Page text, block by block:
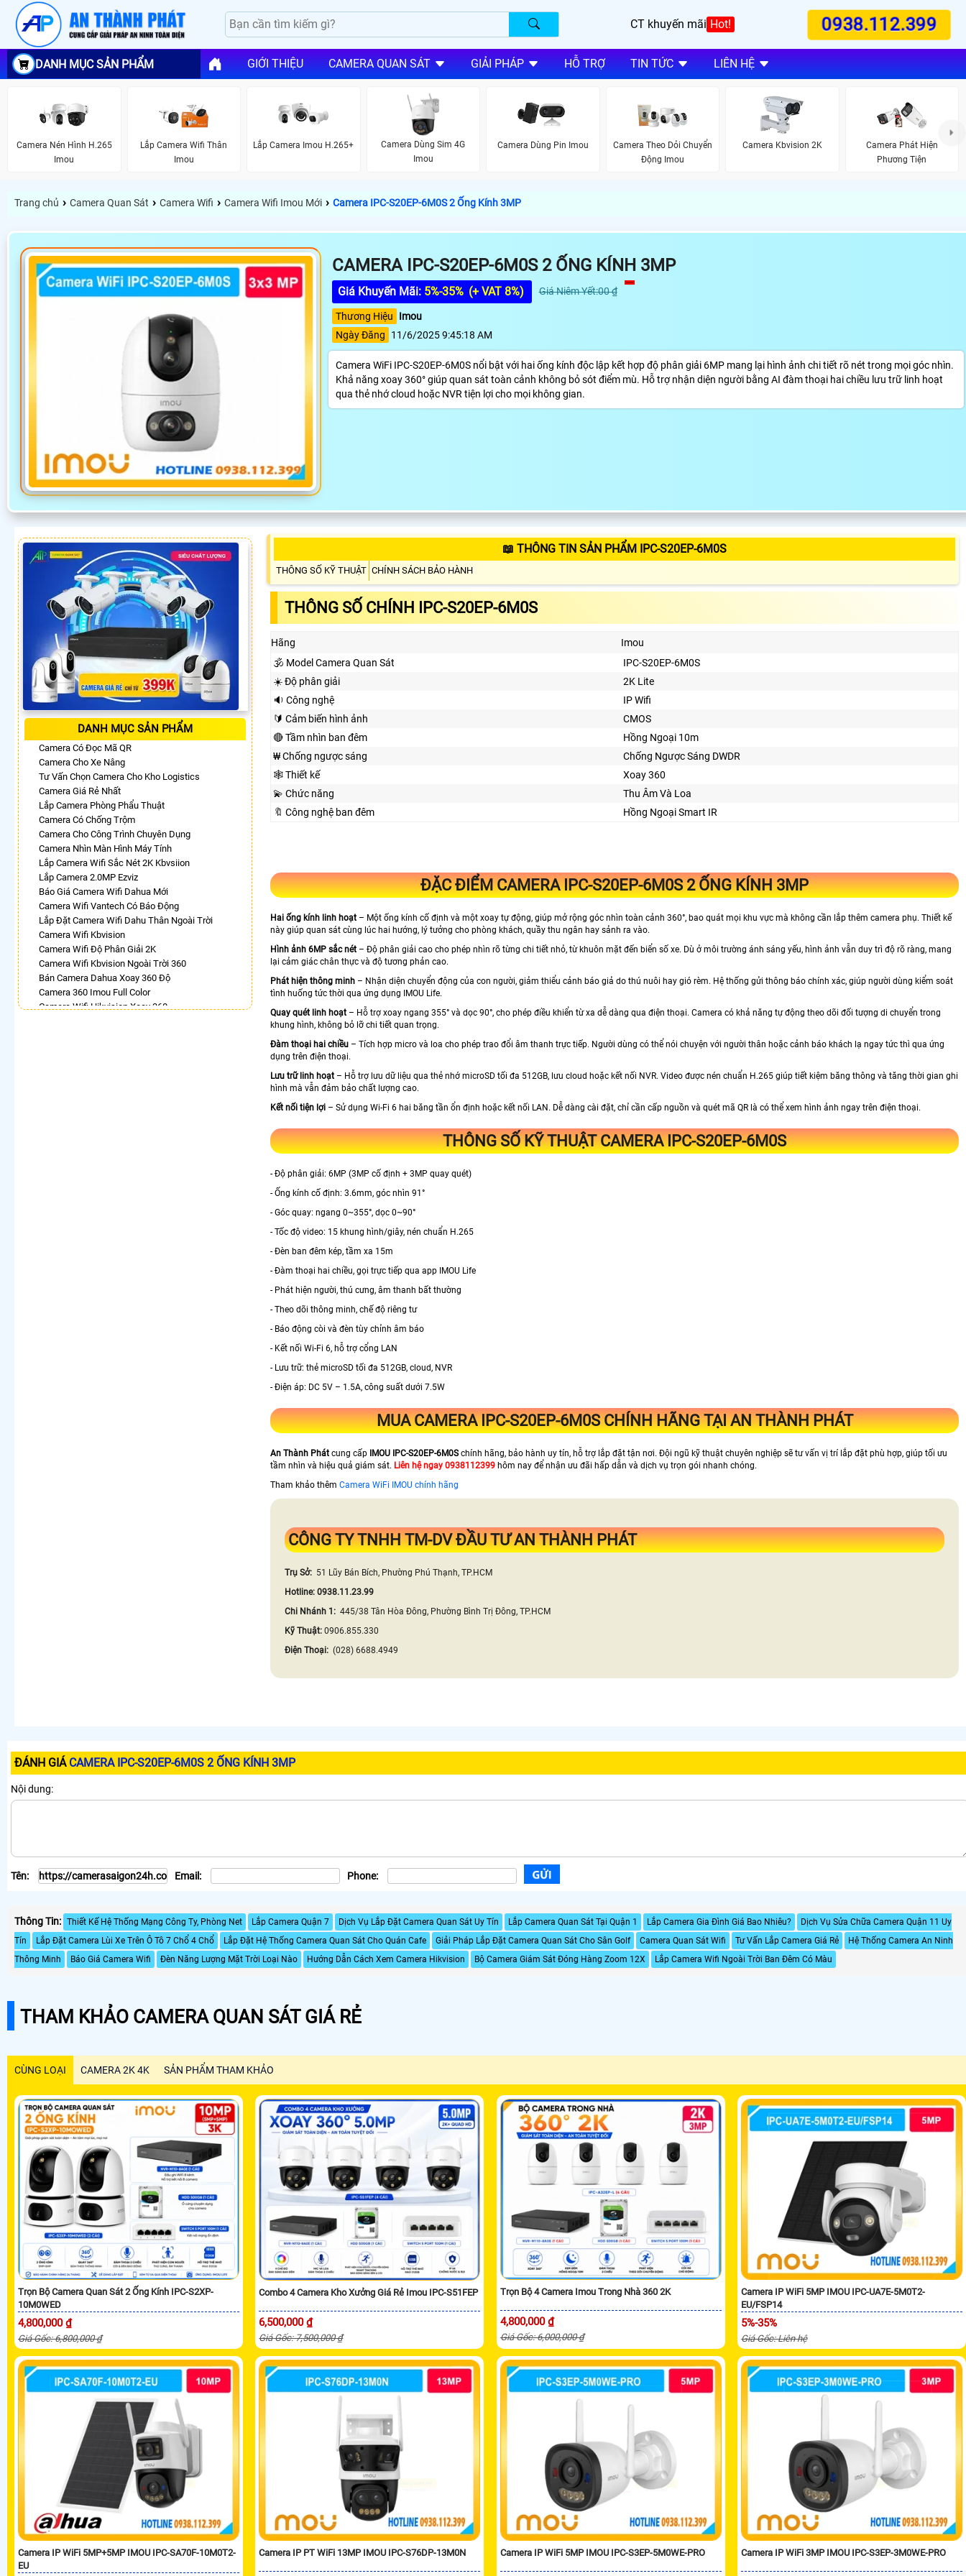
CT khuyến mãi Hot! 0938.112.399
DANH MỤC SẢN PHẨM GIỚI THIỆU CAMERA QUAN SÁT GIẢI PHÁP HỖ TRỢ TIN TỨC LIÊN HỆ
Camera Nén Hình H.265
Imou
Lắp Camera Wifi Thân
Imou
Lắp Camera Imou H.265+
Camera Dùng Sim 4G
Imou
Camera Dùng Pin Imou
Camera Theo Dỏi Chuyển
Động Imou
Camera Kbvision 2K
Camera Phát Hiện
Phương Tiện
Trang chủ › Camera Quan Sát › Camera Wifi › Camera Wifi Imou Mới › Camera IPC-S20EP-6M0S 2 Ống Kính 3MP
CAMERA IPC-S20EP-6M0S 2 ỐNG KÍNH 3MP
Giá Khuyến Mãi: 5%-35% (+ VAT 8%) Giá Niêm Yết:00 ₫
Thương Hiệu
Imou
Ngày Đăng
11/6/2025 9:45:18 AM
Camera WiFi IPC-S20EP-6M0S nổi bật với hai ống kính độc lập kết hợp độ phân giải 6MP mang lại hình ảnh chi tiết rõ nét trong mọi góc nhìn.
Khả năng xoay 360° giúp quan sát toàn cảnh không bỏ sót điểm mù. Hỗ trợ nhận diện người bằng AI đàm thoại hai chiều lưu trữ linh hoạt
qua thẻ nhớ cloud hoặc NVR tiện lợi cho mọi không gian.
DANH MỤC SẢN PHẨM
Camera Có Đọc Mã QR
Camera Cho Xe Nâng
Tư Vấn Chọn Camera Cho Kho Logistics
Camera Giá Rẻ Nhất
Lắp Camera Phòng Phẩu Thuật
Camera Có Chống Trộm
Camera Cho Công Trình Chuyên Dụng
Camera Nhìn Màn Hình Máy Tính
Lắp Camera Wifi Sắc Nét 2K Kbvsiion
Lắp Camera 2.0MP Ezviz
Báo Giá Camera Wifi Dahua Mới
Camera Wifi Vantech Có Báo Động
Lắp Đặt Camera Wifi Dahu Thân Ngoài Trời
Camera Wifi Kbvision
Camera Wifi Độ Phân Giải 2K
Camera Wifi Kbvision Ngoài Trời 360
Bán Camera Dahua Xoay 360 Độ
Camera 360 Imou Full Color
Camera Wifi Hikvision Xoay 360
📖 THÔNG TIN SẢN PHẨM IPC-S20EP-6M0S
THÔNG SỐ KỸ THUẬT CHÍNH SÁCH BẢO HÀNH
THÔNG SỐ CHÍNH IPC-S20EP-6M0S
Hãng
Imou
🕉️ Model Camera Quan Sát
IPC-S20EP-6M0S
☀️ Độ phân giải
2K Lite
🔉 Công nghệ
IP Wifi
🔰 Cảm biến hình ảnh
CMOS
🔴 Tầm nhìn ban đêm
Hồng Ngoại 10m
₩ Chống ngược sáng
Chống Ngược Sáng DWDR
🕸️ Thiết kế
Xoay 360
💫 Chức năng
Thu Âm Và Loa
🔖 Công nghệ ban đêm
Hồng Ngoại Smart IR
ĐẶC ĐIỂM CAMERA IPC-S20EP-6M0S 2 ỐNG KÍNH 3MP
Hai ống kính linh hoạt – Một ống kính cố định và một xoay tự động, giúp mở rộng góc nhìn toàn cảnh 360°, bao quát mọi khu vực mà không cần lắp thêm camera phụ. Thiết kế
này giúp quan sát cùng lúc hai hướng, lý tưởng cho phòng khách, quầy thu ngân hay sảnh ra vào.
Hình ảnh 6MP sắc nét – Độ phân giải cao cho phép nhìn rõ từng chi tiết nhỏ, từ khuôn mặt đến biển số xe. Dù ở môi trường ánh sáng yếu, hình ảnh vẫn duy trì độ rõ ràng, mang
lại cảm giác chân thực và độ tương phản cao.
Phát hiện thông minh – Nhận diện chuyển động của con người, giảm thiểu cảnh báo giả do thú nuôi hay gió rèm. Hệ thống gửi thông báo chính xác, giúp người dùng kiểm soát
tình huống tức thời qua ứng dụng IMOU Life.
Quay quét linh hoạt – Hỗ trợ xoay ngang 355° và dọc 90°, cho phép điều khiển từ xa dễ dàng qua điện thoại. Camera có khả năng tự động theo dõi đối tượng di chuyển trong
khung hình, không bỏ lỡ chi tiết quan trọng.
Đàm thoại hai chiều – Tích hợp micro và loa cho phép trao đổi âm thanh trực tiếp. Người dùng có thể nói chuyện với người thân hoặc cảnh báo khách lạ ngay tức thì qua ứng
dụng trên điện thoại.
Lưu trữ linh hoạt – Hỗ trợ lưu dữ liệu qua thẻ nhớ microSD tối đa 512GB, lưu cloud hoặc kết nối NVR. Video được nén chuẩn H.265 giúp tiết kiệm băng thông và tăng thời gian ghi
hình mà vẫn đảm bảo chất lượng cao.
Kết nối tiện lợi – Sử dụng Wi-Fi 6 hai băng tần ổn định hoặc kết nối LAN. Dễ dàng cài đặt, chỉ cần cấp nguồn và quét mã QR là có thể xem hình ảnh ngay trên điện thoại.
THÔNG SỐ KỸ THUẬT CAMERA IPC-S20EP-6M0S
- Độ phân giải: 6MP (3MP cố định + 3MP quay quét)
- Ống kính cố định: 3.6mm, góc nhìn 91°
- Góc quay: ngang 0~355°, dọc 0~90°
- Tốc độ video: 15 khung hình/giây, nén chuẩn H.265
- Đèn ban đêm kép, tầm xa 15m
- Đàm thoại hai chiều, gọi trực tiếp qua app IMOU Life
- Phát hiện người, thú cưng, âm thanh bất thường
- Theo dõi thông minh, chế độ riêng tư
- Báo động còi và đèn tùy chỉnh âm báo
- Kết nối Wi-Fi 6, hỗ trợ cổng LAN
- Lưu trữ: thẻ microSD tối đa 512GB, cloud, NVR
- Điện áp: DC 5V – 1.5A, công suất dưới 7.5W
MUA CAMERA IPC-S20EP-6M0S CHÍNH HÃNG TẠI AN THÀNH PHÁT
An Thành Phát cung cấp IMOU IPC-S20EP-6M0Schính hãng, bảo hành uy tín, hỗ trợ lắp đặt tận nơi. Đội ngũ kỹ thuật chuyên nghiệp sẽ tư vấn vị trí lắp đặt phù hợp, giúp tối ưu
tầm nhìn và hiệu quả giám sát. Liên hệ ngay 0938112399 hôm nay để nhận ưu đãi hấp dẫn và dịch vụ trọn gói nhanh chóng.
Tham khảo thêm Camera WiFi IMOU chính hãng
CÔNG TY TNHH TM-DV ĐẦU TƯ AN THÀNH PHÁT
Trụ Sở: 51 Lũy Bán Bích, Phường Phú Thạnh, TP.HCM
Hotline: 0938.11.23.99
Chi Nhánh 1: 445/38 Tân Hòa Đông, Phường Bình Trị Đông, TP.HCM
Kỹ Thuật: 0906.855.330
Điện Thoại: (028) 6688.4949
ĐÁNH GIÁ CAMERA IPC-S20EP-6M0S 2 ỐNG KÍNH 3MP
Nội dung:
Tên: Email: Phone:
Thông Tin: Thiết Kế Hệ Thống Mạng Công Ty, Phòng Net Lắp Camera Quận 7 Dịch Vụ Lắp Đặt Camera Quan Sát Uy Tín Lắp Camera Quan Sát Tại Quận 1 Lắp Camera Gia Đình Giá Bao Nhiêu?
Dịch Vụ Sửa Chữa Camera Quận 11 Uy
Tín
Lắp Đặt Camera Lùi Xe Trên Ô Tô 7 Chổ 4 Chổ Lắp Đặt Hệ Thống Camera Quan Sát Cho Quán Cafe Giải Pháp Lắp Đặt Camera Quan Sát Cho Sân Golf Camera Quan Sát Wifi Tư Vấn Lắp Camera Giá Rẻ
Hệ Thống Camera An Ninh
Thông Minh
Báo Giá Camera Wifi Đèn Năng Lượng Mặt Trời Loại Nào Hướng Dẫn Cách Xem Camera Hikvision Bộ Camera Giám Sát Đóng Hàng Zoom 12X Lắp Camera Wifi Ngoài Trời Ban Đêm Có Màu
THAM KHẢO CAMERA QUAN SÁT GIÁ RẺ
CÙNG LOẠI CAMERA 2K 4K SẢN PHẨM THAM KHẢO
Trọn Bộ Camera Quan Sát 2 Ống Kính IPC-S2XP-
10M0WED
4,800,000 ₫
Giá Gốc: 6,800,000 ₫
Combo 4 Camera Kho Xưởng Giá Rẻ Imou IPC-S51FEP
6,500,000 ₫
Giá Gốc: 7,500,000 ₫
Trọn Bộ 4 Camera Imou Trong Nhà 360 2K
4,800,000 ₫
Giá Gốc: 6,000,000 ₫
Camera IP WiFi 5MP IMOU IPC-UA7E-5M0T2-
EU/FSP14
5%-35%
Giá Gốc: Liên hệ
Camera IP WiFi 5MP+5MP IMOU IPC-SA70F-10M0T2-
EU
Camera IP PT WiFi 13MP IMOU IPC-S76DP-13M0N Camera IP WiFi 5MP IMOU IPC-S3EP-5M0WE-PRO Camera IP WiFi 3MP IMOU IPC-S3EP-3M0WE-PRO